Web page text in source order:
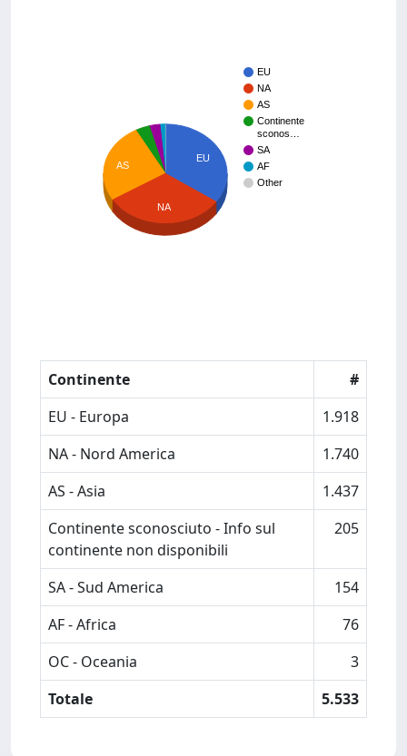
EU
NA
AS
Continente
sconos…
SA
AF
Other
EU
AS
NA
Continente
#
EU - Europa
1.918
NA - Nord America
1.740
AS - Asia
1.437
Continente sconosciuto - Info sul
continente non disponibili
205
SA - Sud America
154
AF - Africa
76
OC - Oceania
3
Totale
5.533